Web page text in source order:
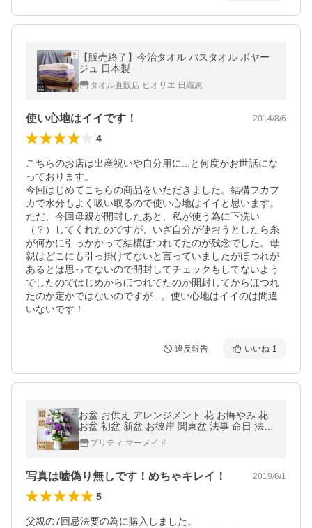
【販売終了】今治タオル バスタオル ボヤー
ジュ 日本製
タオル直販店 ヒオリエ 日織恵
使い心地はイイです！ 2014/8/6
4
こちらのお店は出産祝いや自分用に...と何度かお世話にな
っております。
今回はじめてこちらの商品をいただきました。結構フカフ
カで水分もよく吸い取るので使い心地はイイと思います。
ただ、今回母親が開封したあと、私が使う為に下洗い
（？）してくれたのですが、いざ自分が使おうとしたら糸
が何かに引っかかって結構ほつれてたのが残念でした。母
親はどこにも引っ掛けてないと言っていましたがほつれが
あるとは思ってないので開封してチェックもしてないよう
でしたのではじめからほつれてたのか開封してからほつれ
たのか定かではないのですが...。使い心地はイイのは間違
いないです！
違反報告 いいね 1
お盆 お供え アレンジメント 花 お悔やみ 花
お盆 初盆 新盆 お彼岸 関東盆 法事 命日 法要
仏花 仏前 送料無料 クール便
プリティ マーメイド
写真は嘘偽り無しです！めちゃキレイ！ 2019/6/1
5
父親の7回忌法要の為に購入しました。